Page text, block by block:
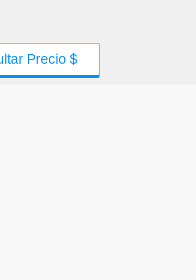
Precio $